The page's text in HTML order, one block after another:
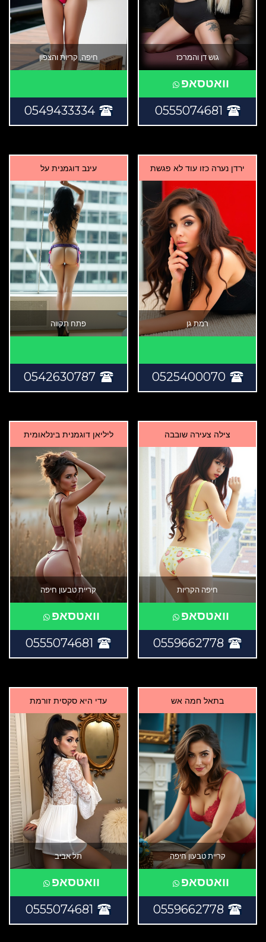
גוש דן והמרכז
וואטסאפ
0555074681
חיפה, קריות והצפון
0549433334
ירדן נערה כזו עוד לא פגשת
רמת גן
0525400070
עינב דוגמנית על
פתח תקווה
0542630787
צילה צעירה שובבה
חיפה הקריות
וואטסאפ
0559662778
ליליאן דוגמנית בינלאומית
קריית טבעון חיפה
וואטסאפ
0555074681
בתאל חמה אש
קריית טבעון חיפה
וואטסאפ
0559662778
עדי היא סקסית זורמת
תל אביב
וואטסאפ
0555074681